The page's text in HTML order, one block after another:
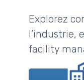
Explorez
l’industrie,
facility